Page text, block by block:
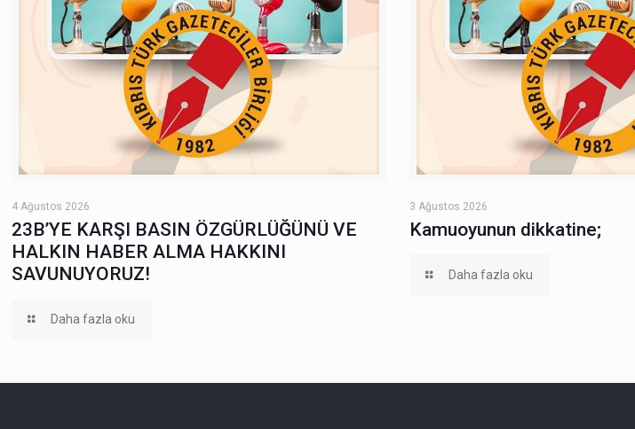
4 Ağustos 2026
23B’YE KARŞI BASIN ÖZGÜRLÜĞÜNÜ VE
HALKIN HABER ALMA HAKKINI
SAVUNUYORUZ!
Daha fazla oku
3 Ağustos 2026
Kamuoyunun dikkatine;
Daha fazla oku